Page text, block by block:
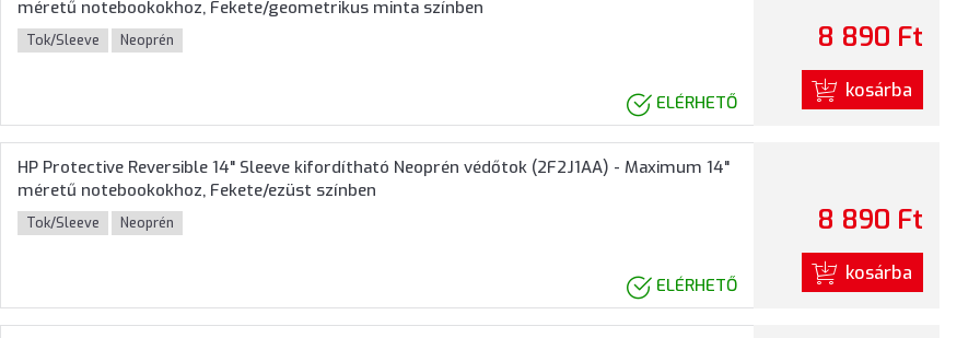
méretű notebookokhoz, Fekete/geometrikus minta színben
Tok/Sleeve Neoprén
ELÉRHETŐ
8 890 Ft
kosárba
HP Protective Reversible 14" Sleeve kifordítható Neoprén védőtok (2F2J1AA) - Maximum 14"
méretű notebookokhoz, Fekete/ezüst színben
Tok/Sleeve Neoprén
ELÉRHETŐ
8 890 Ft
kosárba